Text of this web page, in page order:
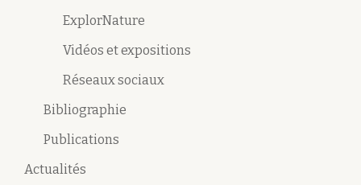
ExplorNature
Vidéos et expositions
Réseaux sociaux
Bibliographie
Publications
Actualités